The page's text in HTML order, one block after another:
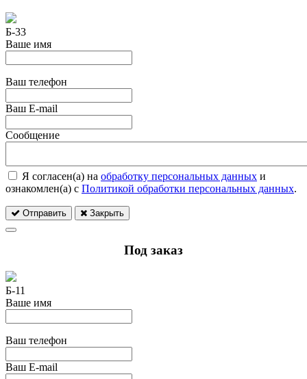
Б-33
Ваше имя
Ваш телефон
Ваш E-mail
Сообщение
Я согласен(а) на обработку персональных данных и
ознакомлен(а) с Политикой обработки персональных данных.
Отправить Закрыть
Под заказ
Б-11
Ваше имя
Ваш телефон
Ваш E-mail